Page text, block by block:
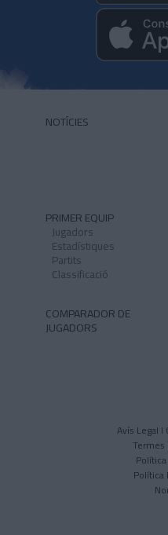
NOTÍCIES
PRIMER EQUIP
Jugadors
Estadístiques
Partits
Classificació
COMPARADOR DE
JUGADORS
Avís Legal
Política